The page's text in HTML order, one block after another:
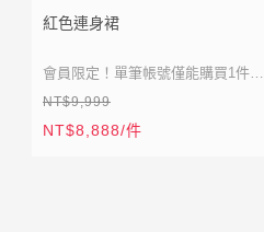
紅色連身裙
會員限定！單筆帳號僅能購買1件
本站熱銷商品
小編推薦 錯過不再
NT$9,999
NT$8,888/件